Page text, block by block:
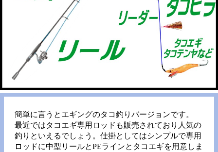
簡単に言うとエギングのタコ釣りバージョンです。
最近ではタコエギ専用ロッドも販売されており人気の
釣りといえるでしょう。仕掛としてはシンプルで専用
ロッドに中型リールとPEラインとタコエギを用意しま